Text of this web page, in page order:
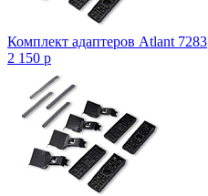
Комплект адаптеров Atlant 7283
2 150 p